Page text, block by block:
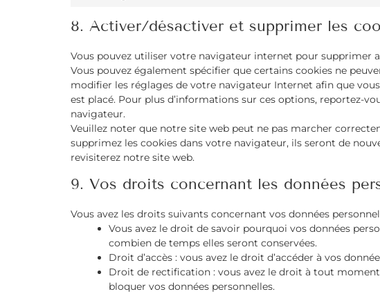
8. Activer/désactiver et supprimer les
Vous pouvez utiliser votre navigateur internet pour supprimer
Vous pouvez également spécifier que certains cookies ne
modifier les réglages de votre navigateur Internet afin que
est placé. Pour plus d’informations sur ces options, reportez-
navigateur.
Veuillez noter que notre site web peut ne pas marcher
supprimez les cookies dans votre navigateur, ils seront de
revisiterez notre site web.
9. Vos droits concernant les données
Vous avez les droits suivants concernant vos données
Vous avez le droit de savoir pourquoi vos données
combien de temps elles seront conservées.
Droit d’accès : vous avez le droit d’accéder à vos
Droit de rectification : vous avez le droit à tout
bloquer vos données personnelles.